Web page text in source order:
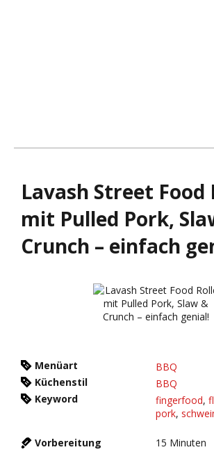
Lavash Street Food
mit Pulled Pork,
Crunch – einfach
Menüart
BBQ
Küchenstil
BBQ
Keyword
fingerfood,
pork,
Vorbereitung 15 Minuten